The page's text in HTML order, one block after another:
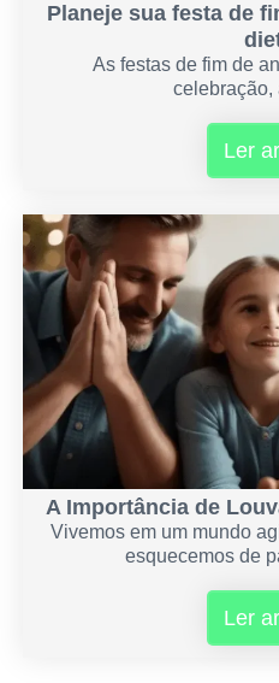
Planeje sua festa de
As festas de fim de
celebração,
Ler
A Importância de
Vivemos em um mundo
esquecemos de
Ler